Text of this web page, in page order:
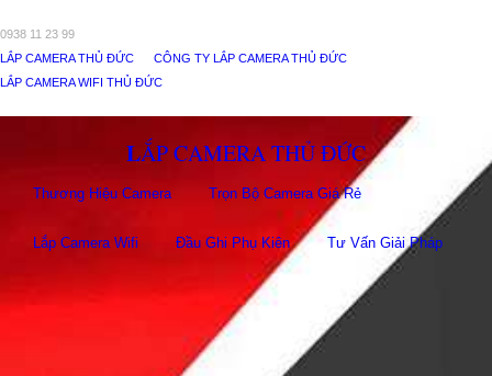
0938 11 23 99
LẮP CAMERA THỦ ĐỨC
CÔNG TY LẮP CAMERA THỦ ĐỨC
LẮP CAMERA WIFI THỦ ĐỨC
LẮP CAMERA THỦ ĐỨC
Thương Hiệu Camera Trọn Bộ Camera Giá Rẻ
Lắp Camera Wifi Đầu Ghi Phụ Kiên Tư Vấn Giải Pháp